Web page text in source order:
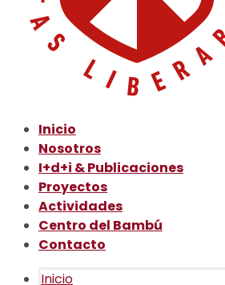
Inicio
Nosotros
I+d+i & Publicaciones
Proyectos
Actividades
Centro del Bambú
Contacto
Inicio